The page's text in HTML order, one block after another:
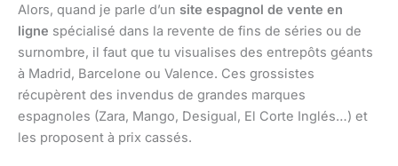
Alors, quand je parle d’un site espagnol de vente en
ligne spécialisé dans la revente de fins de séries ou de
surnombre, il faut que tu visualises des entrepôts géants
à Madrid, Barcelone ou Valence. Ces grossistes
récupèrent des invendus de grandes marques
espagnoles (Zara, Mango, Desigual, El Corte Inglés…) et
les proposent à prix cassés.